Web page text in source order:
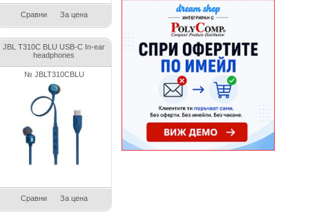
Сравни За цена
JBL T310C BLU USB-C In-ear
headphones
№ JBLT310CBLU
Сравни За цена